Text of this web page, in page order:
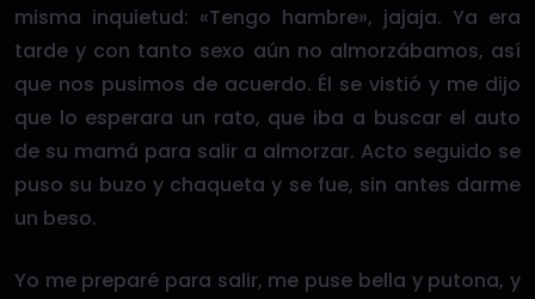
misma inquietud: «Tengo hambre», jajaja. Ya era
tarde y con tanto sexo aún no almorzábamos, así
que nos pusimos de acuerdo. Él se vistió y me dijo
que lo esperara un rato, que iba a buscar el auto
de su mamá para salir a almorzar. Acto seguido se
puso su buzo y chaqueta y se fue, sin antes darme
un beso.
Yo me preparé para salir, me puse bella y putona, y